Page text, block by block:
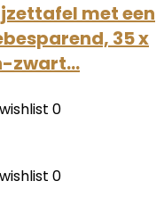
met een
35 x
zwart…
0
0